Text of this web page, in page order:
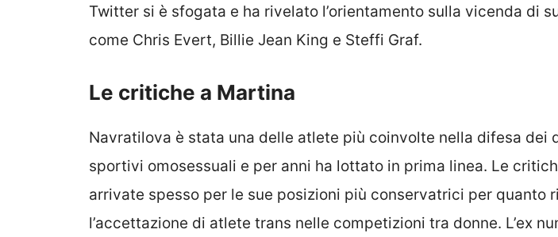
Twitter si è sfogata e ha rivelato l’orientamento sulla vicenda di
come Chris Evert, Billie Jean King e Steffi Graf.
Le critiche a Martina
Navratilova è stata una delle atlete più coinvolte nella difesa dei
sportivi omosessuali e per anni ha lottato in prima linea. Le
arrivate spesso per le sue posizioni più conservatrici per quanto
l’accettazione di atlete trans nelle competizioni tra donne. L’ex